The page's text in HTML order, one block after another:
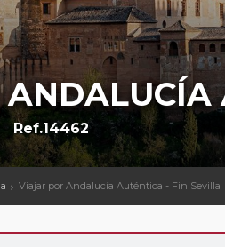
Ref.14462
Viajar por Andalucía Auténtica - Fin Sevilla